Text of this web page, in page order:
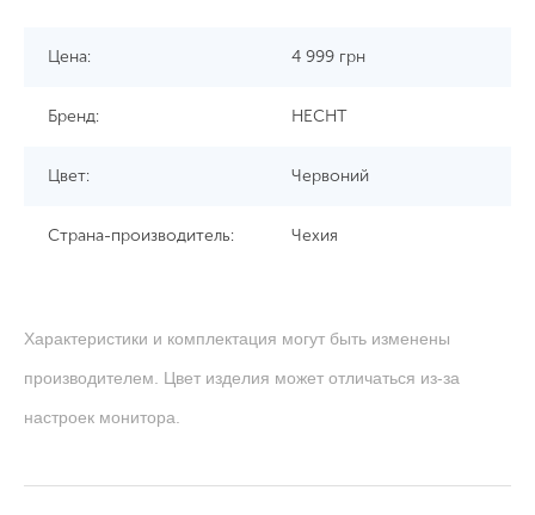
Цена: 4 999 грн
Бренд: HECHT
Цвет: Червоний
Страна-производитель: Чехия
Характеристики и комплектация могут быть изменены
производителем. Цвет изделия может отличаться из-за
настроек монитора.